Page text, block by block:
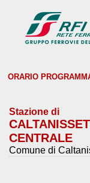
ORARIO
Stazione di
CENTRALE
Comune di